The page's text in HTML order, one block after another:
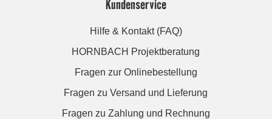
Kundenservice
Hilfe & Kontakt (FAQ)
HORNBACH Projektberatung
Fragen zur Onlinebestellung
Fragen zu Versand und Lieferung
Fragen zu Zahlung und Rechnung